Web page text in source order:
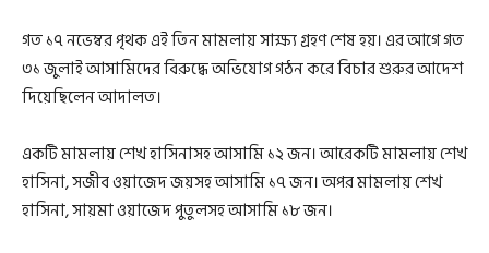
গত ১৭ নভেম্বর পৃথক এই তিন মামলায় সাক্ষ্য গ্রহণ শেষ হয়। এর আগে গত
৩১ জুলাই আসামিদের বিরুদ্ধে অভিযোগ গঠন করে বিচার শুরুর আদেশ
দিয়েছিলেন আদালত।
একটি মামলায় শেখ হাসিনাসহ আসামি ১২ জন। আরেকটি মামলায় শেখ
হাসিনা, সজীব ওয়াজেদ জয়সহ আসামি ১৭ জন। অপর মামলায় শেখ
হাসিনা, সায়মা ওয়াজেদ পুতুলসহ আসামি ১৮ জন।